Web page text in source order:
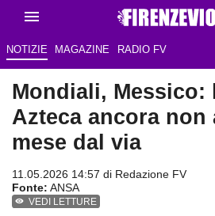
NOTIZIE MAGAZINE RADIO FV
Mondiali, Messico:
Azteca ancora non
mese dal via
11.05.2026 14:57 di Redazione FV
Fonte: ANSA
VEDI LETTURE